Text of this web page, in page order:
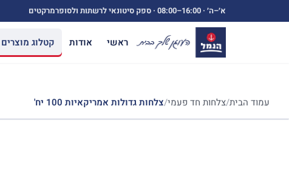
לתוכן
א׳–ה׳ · 08:00–16:00 · ספק סיטונאי לרשתות ולסופרמרקטים
ראשי אודות קטלוג מוצרים
עמוד הבית/צלחות חד פעמי/צלחות גדולות אמריקאיות 100 יח'